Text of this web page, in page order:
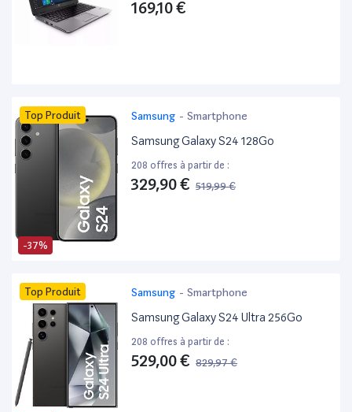
169,10 €
-37%
Top Produit Samsung - Smartphone
Samsung Galaxy S24 128Go
208 offres à partir de :
329,90 € 519,99 €
Top Produit Samsung - Smartphone
Samsung Galaxy S24 Ultra 256Go
208 offres à partir de :
529,00 € 829,97 €